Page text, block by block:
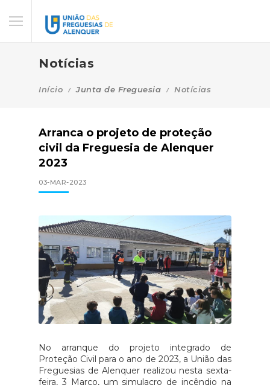
Notícias
Início Junta de Freguesia Notícias
Arranca o projeto de proteção
civil da Freguesia de Alenquer
2023
03-MAR-2023
No arranque do projeto integrado de
Proteção Civil para o ano de 2023, a União das
Freguesias de Alenquer realizou nesta sexta-
feira, 3 Março, um simulacro de incêndio na